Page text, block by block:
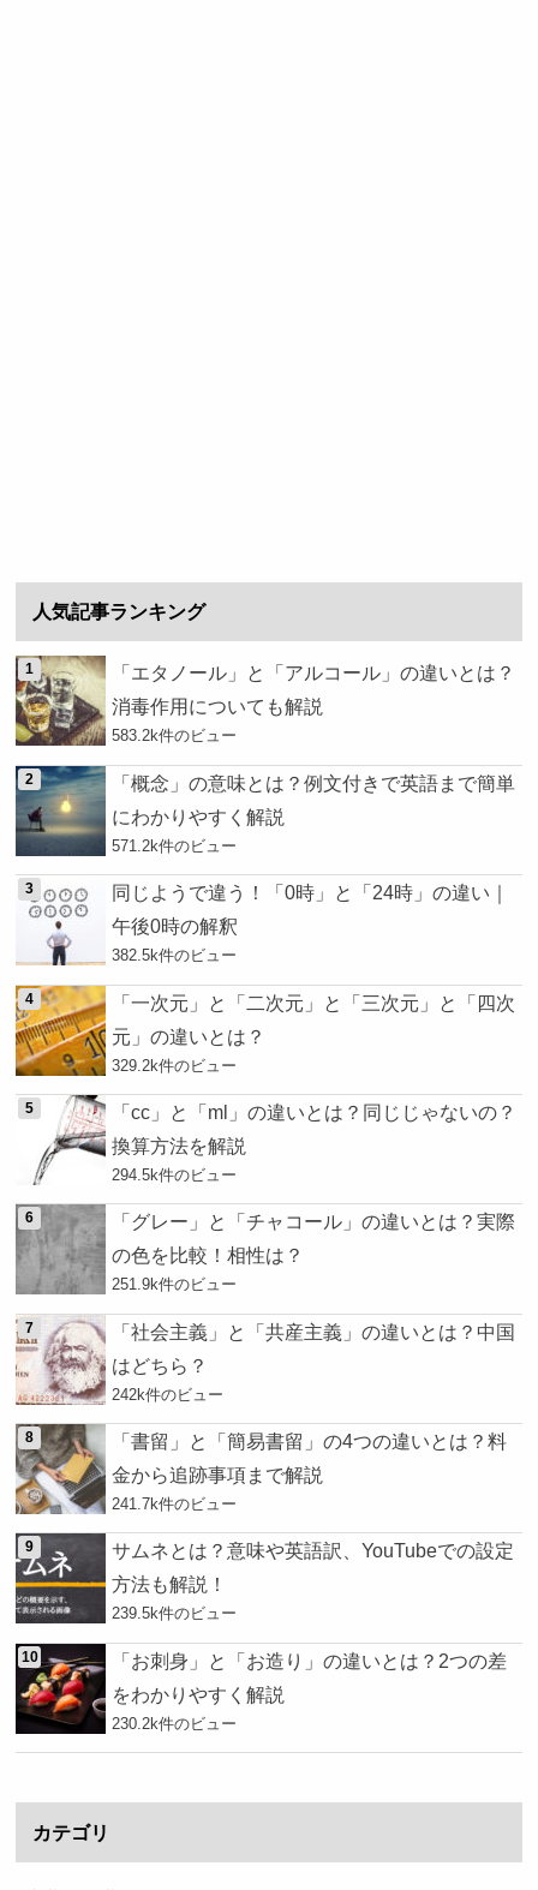
人気記事ランキング
「エタノール」と「アルコール」の違いとは？
消毒作用についても解説
583.2k件のビュー
「概念」の意味とは？例文付きで英語まで簡単
にわかりやすく解説
571.2k件のビュー
同じようで違う！「0時」と「24時」の違い｜
午後0時の解釈
382.5k件のビュー
「一次元」と「二次元」と「三次元」と「四次
元」の違いとは？
329.2k件のビュー
「cc」と「ml」の違いとは？同じじゃないの？
換算方法を解説
294.5k件のビュー
「グレー」と「チャコール」の違いとは？実際
の色を比較！相性は？
251.9k件のビュー
「社会主義」と「共産主義」の違いとは？中国
はどちら？
242k件のビュー
「書留」と「簡易書留」の4つの違いとは？料
金から追跡事項まで解説
241.7k件のビュー
サムネとは？意味や英語訳、YouTubeでの設定
方法も解説！
239.5k件のビュー
「お刺身」と「お造り」の違いとは？2つの差
をわかりやすく解説
230.2k件のビュー
カテゴリ